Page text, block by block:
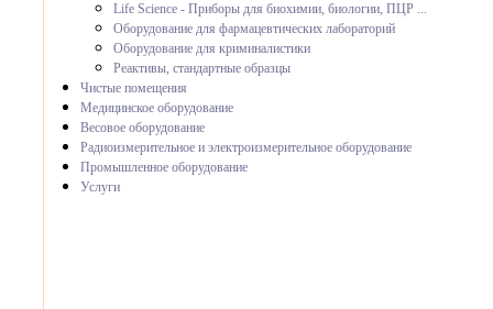
Life Science - Приборы для биохимии, биологии, ПЦР ...
Оборудование для фармацевтических лабораторий
Оборудование для криминалистики
Реактивы, стандартные образцы
Чистые помещения
Медицинское оборудование
Весовое оборудование
Радиоизмерительное и электроизмерительное оборудование
Промышленное оборудование
Услуги